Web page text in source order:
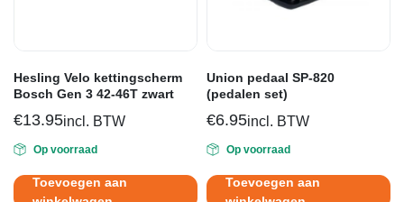
Hesling Velo kettingscherm
Bosch Gen 3 42-46T zwart
€13.95incl. BTW
Op voorraad
Toevoegen aan
Union pedaal SP-820
(pedalen set)
€6.95incl. BTW
Op voorraad
Toevoegen aan